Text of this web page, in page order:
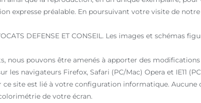
expresse préalable. En poursuivant votre visite de
DEFENSE ET CONSEIL. Les images et schémas
nous pouvons être amenés à apporter des modifications
les navigateurs Firefox, Safari (PC/Mac) Opera et IE11
ce site est lié à votre configuration informatique.
de votre écran.